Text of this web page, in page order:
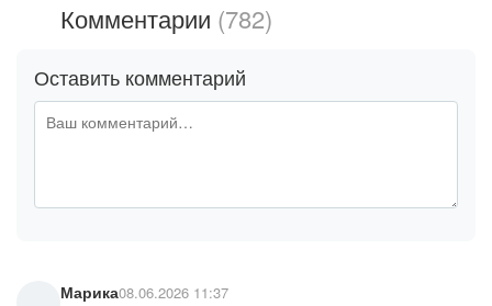
Комментарии (782)
Оставить комментарий
Марика08.06.2026 11:37